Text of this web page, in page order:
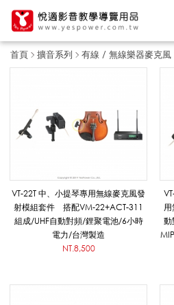
首頁 擴音系列 有線 / 無線樂器麥克風
他
/
.
VT-22T 中、小提琴專用無線麥克風發
射模組套件 搭配VM-22+ACT-311
組成/UHF自動對頻/鋰聚電池/6小時
電力/台灣製造
NT.8,500
動